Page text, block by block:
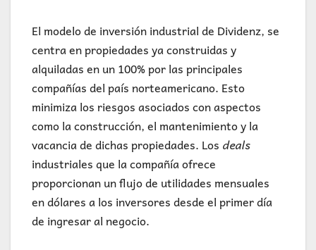
El modelo de inversión industrial de Dividenz, se
centra en propiedades ya construidas y
alquiladas en un 100% por las principales
compañías del país norteamericano. Esto
minimiza los riesgos asociados con aspectos
como la construcción, el mantenimiento y la
vacancia de dichas propiedades. Los deals
industriales que la compañía ofrece
proporcionan un flujo de utilidades mensuales
en dólares a los inversores desde el primer día
de ingresar al negocio.